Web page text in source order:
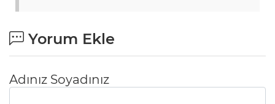
Yorum Ekle
Adınız Soyadınız